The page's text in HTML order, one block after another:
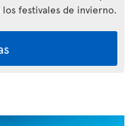
festivales de invierno.